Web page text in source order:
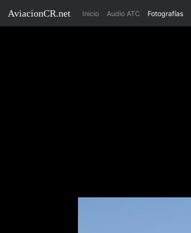
AviacionCR.net Inicio(current)
Audio ATC Fotografías